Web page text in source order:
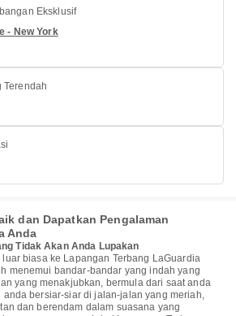
Eksklusif
- New York
Terendah
dan Dapatkan Pengalaman
Anda
Tidak Akan Anda Lupakan
biasa ke Lapangan Terbang LaGuardia
menemui bandar-bandar yang indah yang
yang menakjubkan, bermula dari saat anda
anda bersiar-siar di jalan-jalan yang meriah,
dan berendam dalam suasana yang